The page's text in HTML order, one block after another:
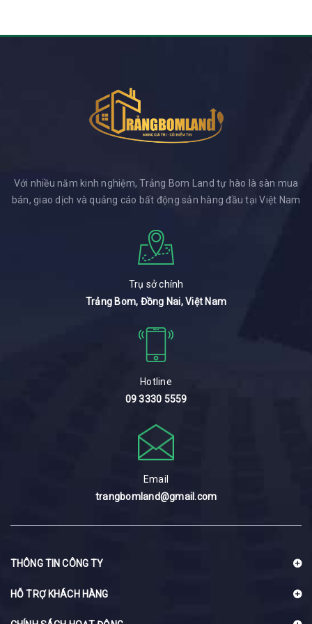
Với nhiều năm kinh nghiệm, Trảng Bom Land tự hào là sàn mua
bán, giao dịch và quảng cáo bất động sản hàng đầu tại Việt Nam
Trụ sở chính
Trảng Bom, Đồng Nai, Việt Nam
Hotline
09 3330 5559
Email
trangbomland@gmail.com
THÔNG TIN CÔNG TY
HỖ TRỢ KHÁCH HÀNG